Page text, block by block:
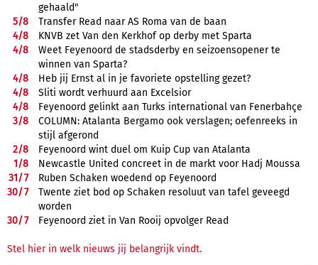
gehaald"
5/8
Transfer Read naar AS Roma van de baan
4/8
KNVB zet Van den Kerkhof op derby met Sparta
4/8
Weet Feyenoord de stadsderby en seizoensopener te
winnen van Sparta?
4/8
Heb jij Ernst al in je favoriete opstelling gezet?
4/8
Sliti wordt verhuurd aan Excelsior
4/8
Feyenoord gelinkt aan Turks international van Fenerbahçe
3/8
COLUMN: Atalanta Bergamo ook verslagen; oefenreeks in
stijl afgerond
2/8
Feyenoord wint duel om Kuip Cup van Atalanta
1/8
Newcastle United concreet in de markt voor Hadj Moussa
31/7
Ruben Schaken woedend op Feyenoord
30/7
Twente ziet bod op Schaken resoluut van tafel geveegd
worden
30/7 Feyenoord ziet in Van Rooij opvolger Read
Stel hier in welk nieuws jij belangrijk vindt.